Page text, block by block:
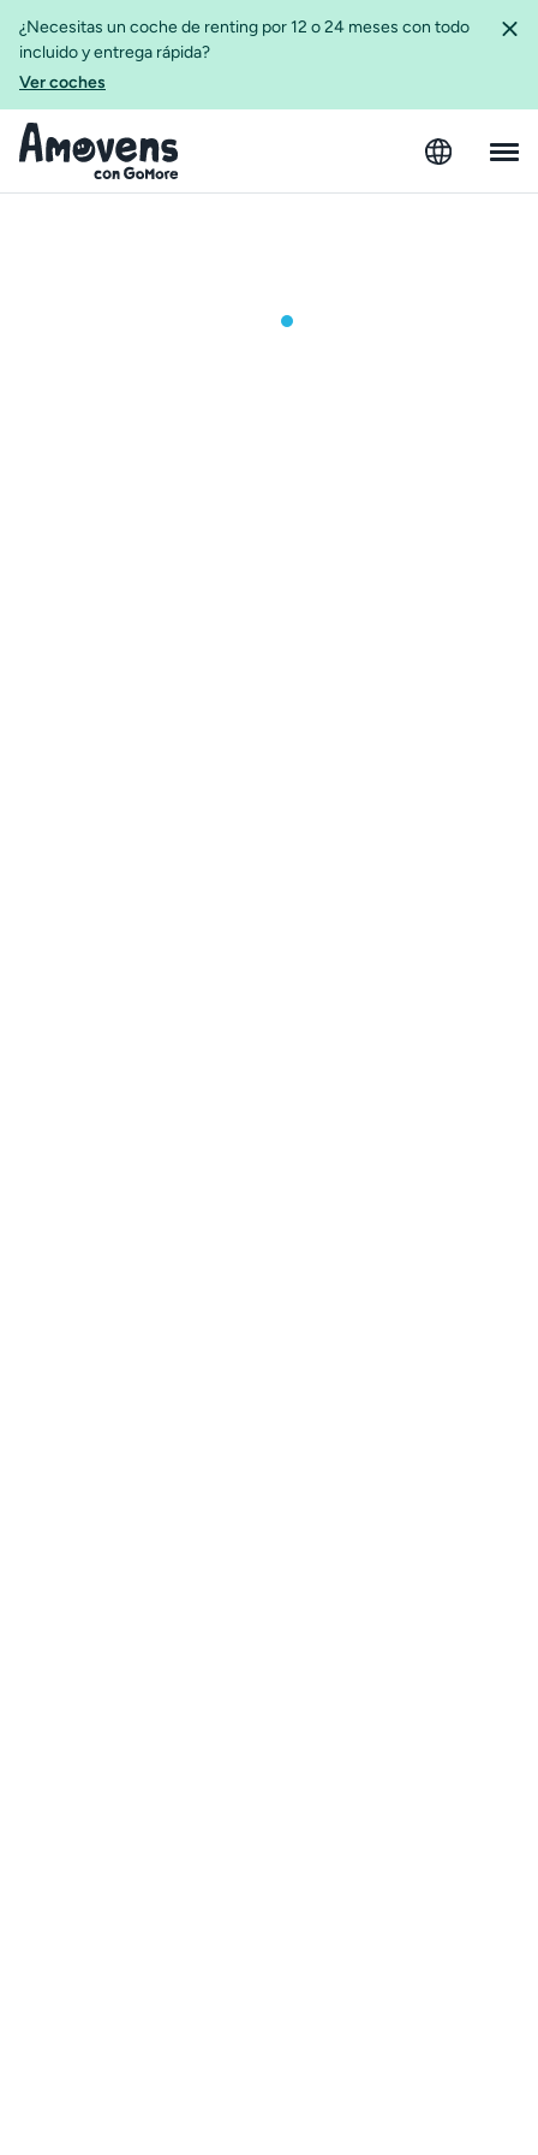
¿Necesitas un coche de renting por 12 o 24 meses con todo
incluido y entrega rápida?
Ver coches